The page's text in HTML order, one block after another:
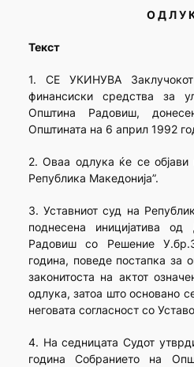
О Д Л У
Текст
1. СЕ УКИНУВА
финансиски средства за
Општина Радовиш,
Општината на 6 април 1992
2. Оваа одлука ќе се
Република Македонија”.
3. Уставниот суд на
поднесена иницијатива
Радовиш со Решение
година, поведе постапка за
законитоста на актот
одлука, затоа што основано
неговата согласност со
4. На седницата Судот
година Собранието на